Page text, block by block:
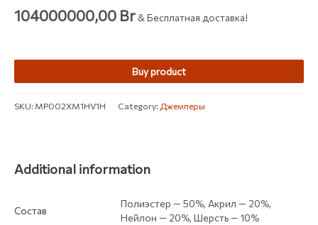
out of 5
based on
104000000,00 Br& Бесплатная доставка!
Buy product
SKU:MP002XM1HV1H Category: Джемперы
Additional information
Состав
Полиэстер — 50%, Акрил — 20%,
Нейлон — 20%, Шерсть — 10%